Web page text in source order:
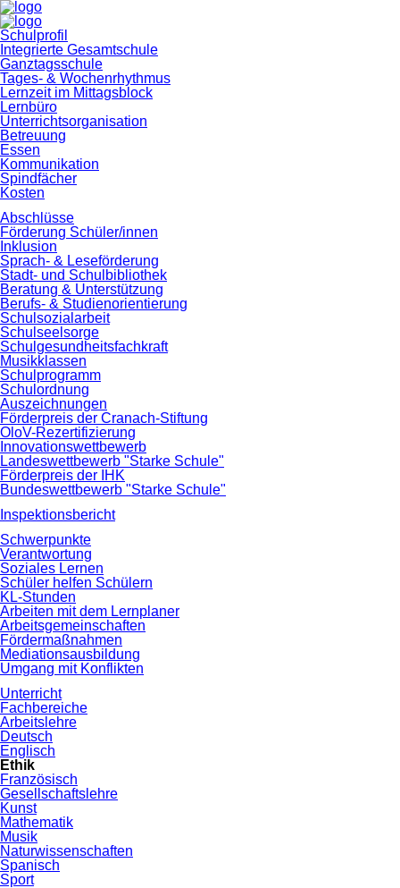
Navigation
überspringen
Schulprofil
Integrierte Gesamtschule
Ganztagsschule
Tages- & Wochenrhythmus
Lernzeit im Mittagsblock
Lernbüro
Unterrichtsorganisation
Betreuung
Essen
Kommunikation
Spindfächer
Kosten
Abschlüsse
Förderung Schüler/innen
Inklusion
Sprach- & Leseförderung
Stadt- und Schulbibliothek
Beratung & Unterstützung
Berufs- & Studienorientierung
Schulsozialarbeit
Schulseelsorge
Schulgesundheitsfachkraft
Musikklassen
Schulprogramm
Schulordnung
Auszeichnungen
Förderpreis der Cranach-Stiftung
OloV-Rezertifizierung
Innovationswettbewerb
Landeswettbewerb "Starke Schule"
Förderpreis der IHK
Bundeswettbewerb "Starke Schule"
Inspektionsbericht
Schwerpunkte
Verantwortung
Soziales Lernen
Schüler helfen Schülern
KL-Stunden
Arbeiten mit dem Lernplaner
Arbeitsgemeinschaften
Fördermaßnahmen
Mediationsausbildung
Umgang mit Konflikten
Unterricht
Fachbereiche
Arbeitslehre
Deutsch
Englisch
Ethik
Französisch
Gesellschaftslehre
Kunst
Mathematik
Musik
Naturwissenschaften
Spanisch
Sport